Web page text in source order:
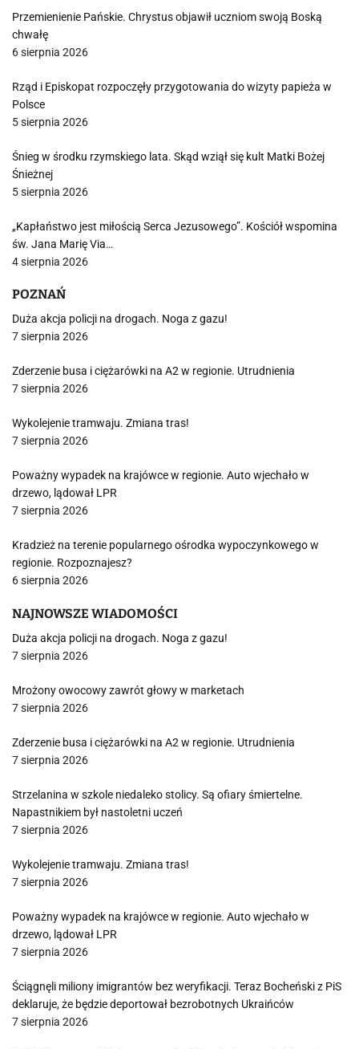
Przemienienie Pańskie. Chrystus objawił uczniom swoją Boską
chwałę
6 sierpnia 2026
Rząd i Episkopat rozpoczęły przygotowania do wizyty papieża w
Polsce
5 sierpnia 2026
Śnieg w środku rzymskiego lata. Skąd wziął się kult Matki Bożej
Śnieżnej
5 sierpnia 2026
„Kapłaństwo jest miłością Serca Jezusowego”. Kościół wspomina
św. Jana Marię Via…
4 sierpnia 2026
POZNAŃ
Duża akcja policji na drogach. Noga z gazu!
7 sierpnia 2026
Zderzenie busa i ciężarówki na A2 w regionie. Utrudnienia
7 sierpnia 2026
Wykolejenie tramwaju. Zmiana tras!
7 sierpnia 2026
Poważny wypadek na krajówce w regionie. Auto wjechało w
drzewo, lądował LPR
7 sierpnia 2026
Kradzież na terenie popularnego ośrodka wypoczynkowego w
regionie. Rozpoznajesz?
6 sierpnia 2026
NAJNOWSZE WIADOMOŚCI
Duża akcja policji na drogach. Noga z gazu!
7 sierpnia 2026
Mrożony owocowy zawrót głowy w marketach
7 sierpnia 2026
Zderzenie busa i ciężarówki na A2 w regionie. Utrudnienia
7 sierpnia 2026
Strzelanina w szkole niedaleko stolicy. Są ofiary śmiertelne.
Napastnikiem był nastoletni uczeń
7 sierpnia 2026
Wykolejenie tramwaju. Zmiana tras!
7 sierpnia 2026
Poważny wypadek na krajówce w regionie. Auto wjechało w
drzewo, lądował LPR
7 sierpnia 2026
Ściągnęli miliony imigrantów bez weryfikacji. Teraz Bocheński z PiS
deklaruje, że będzie deportował bezrobotnych Ukraińców
7 sierpnia 2026